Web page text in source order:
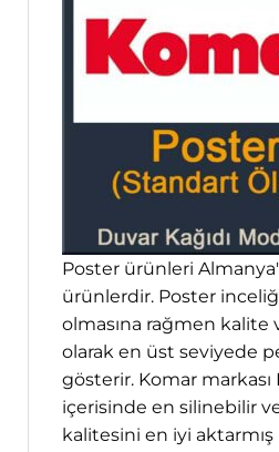
Poster ürünleri
ürünlerdir. Poster
olmasına rağmen kalite
olarak en üst seviyede
gösterir. Komar markası
içerisinde en silinebilir
kalitesini en iyi aktarmış